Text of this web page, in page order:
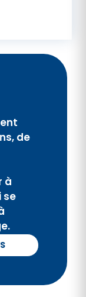
de
à
se